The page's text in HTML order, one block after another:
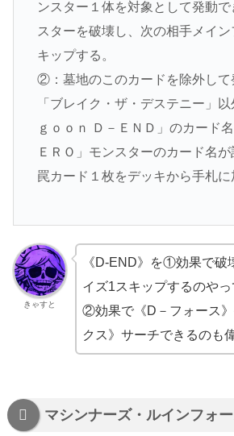
ンスター１体を対象として発動
スターを破壊し、次の相手メイン
キップする。
②：墓地のこのカードを除外して
「ブレイク・ザ・デステニー」
ｇｏｏｎ Ｄ－ＥＮＤ」のカード
ＥＲＯ」モンスターのカード名が
罠カード１枚をデッキから手札に
きゃすと
《D-END》を①効果で破
イズ1スキップするのや
②効果で《D－フォース
クス》サーチできるのも
マシンナーズ・ルインフォ